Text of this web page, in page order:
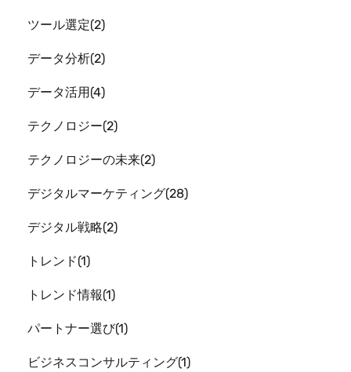
ツール選定 2
データ分析 2
データ活用 4
テクノロジー 2
テクノロジーの未来 2
デジタルマーケティング 28
デジタル戦略 2
トレンド 1
トレンド情報 1
パートナー選び 1
ビジネスコンサルティング 1